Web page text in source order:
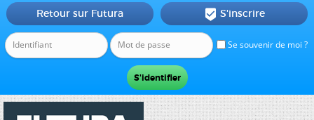
Se souvenir de moi ?
Retour sur Futura  S'inscrire